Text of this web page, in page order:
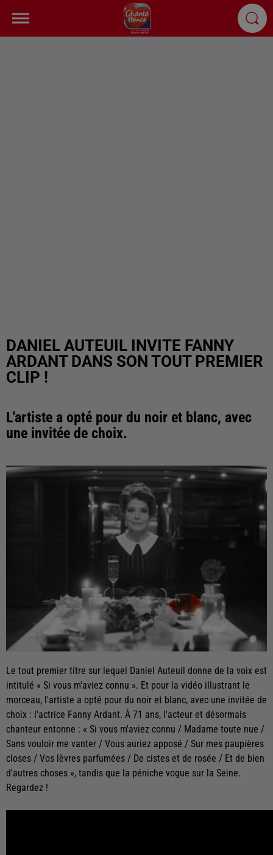
DANIEL AUTEUIL INVITE FANNY
ARDANT DANS SON TOUT PREMIER
CLIP !
L'artiste a opté pour du noir et blanc, avec
une invitée de choix.
Le tout premier titre sur lequel Daniel Auteuil donne de la voix est
intitulé « Si vous m'aviez connu ». Et pour la vidéo illustrant le
morceau, l'artiste a opté pour du noir et blanc, avec une invitée de
choix : l'actrice Fanny Ardant. À 71 ans, l'acteur et désormais
chanteur entonne : « Si vous m'aviez connu / Madame toute nue /
Sans vouloir me vanter / Vous auriez apposé / Sur mes paupières
closes / Vos lèvres parfumées / De cistes et de rosée / Et de bien
d'autres choses », tandis que la péniche vogue sur la Seine.
Regardez !